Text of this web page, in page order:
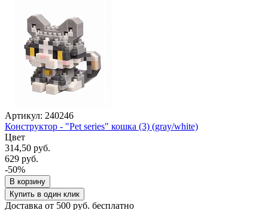
Артикул: 240246
Конструктор - "Pet series" кошка (3) (gray/white)
Цвет
314,50 руб.
629 руб.
-50%
В корзину
Купить в один клик
Доставка от 500 руб. бесплатно